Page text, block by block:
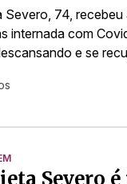
Severo, 74,
internada com
e se
Severo